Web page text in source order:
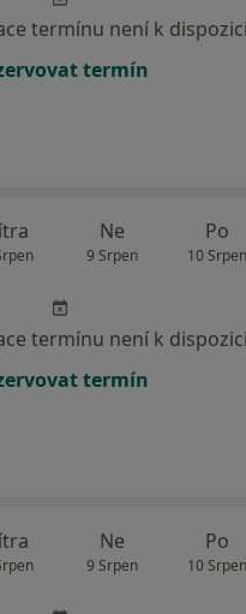
termínu není k dispozici
termín
Ne
9 Srpen
Po
10 Srpen
termínu není k dispozici
termín
Ne
9 Srpen
Po
10 Srpen